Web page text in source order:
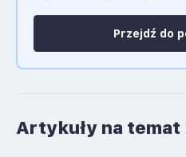
Przejdź do
Artykuły na temat